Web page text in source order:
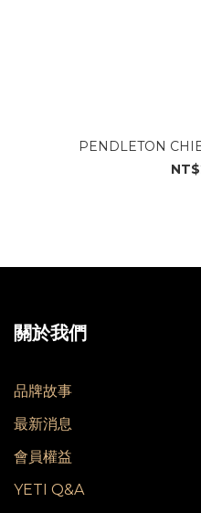
PENDLETON
關於我們
品牌故事
最新消息
會員權益
YETI Q&A